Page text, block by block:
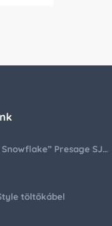
Seiko “Baby Snowflake” Presage SJE073J1/SARA015 Limited Edition
töltőkábel